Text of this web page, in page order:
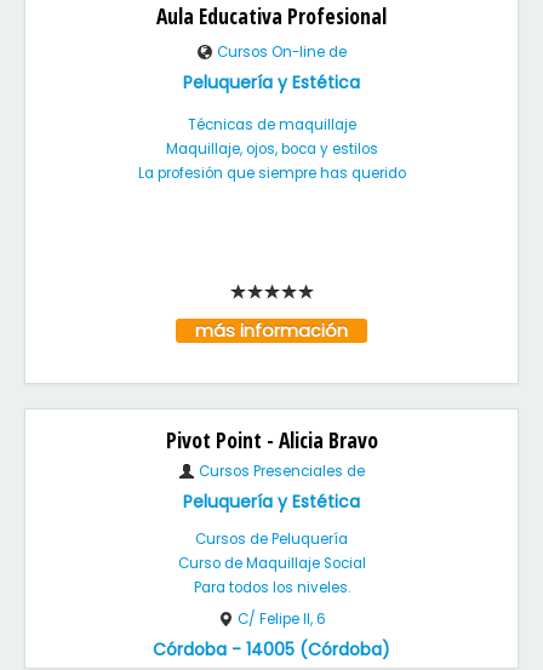
Aula Educativa Profesional
Cursos On-line de
Peluquería y Estética
Técnicas de maquillaje
Maquillaje, ojos, boca y estilos
La profesión que siempre has querido
más información
Pivot Point - Alicia Bravo
Cursos Presenciales de
Peluquería y Estética
Cursos de Peluquería
Curso de Maquillaje Social
Para todos los niveles.
C/ Felipe II, 6
Córdoba - 14005 (Córdoba)